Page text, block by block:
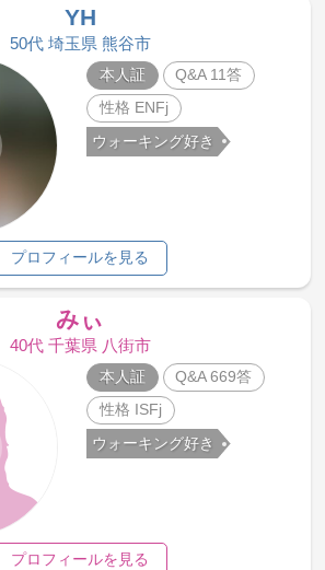
YH
50代 埼玉県 熊谷市
本人証
Q&A 11答
性格 ENFj
ウォーキング好き
プロフィールを見る
みぃ
40代 千葉県 八街市
本人証
Q&A 669答
性格 ISFj
ウォーキング好き
プロフィールを見る